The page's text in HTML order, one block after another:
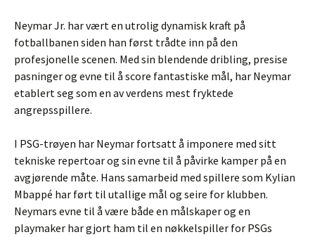
Neymar Jr. har vært en utrolig dynamisk kraft på
fotballbanen siden han først trådte inn på den
profesjonelle scenen. Med sin blendende dribling, presise
pasninger og evne til å score fantastiske mål, har Neymar
etablert seg som en av verdens mest fryktede
angrepsspillere.
I PSG-trøyen har Neymar fortsatt å imponere med sitt
tekniske repertoar og sin evne til å påvirke kamper på en
avgjørende måte. Hans samarbeid med spillere som Kylian
Mbappé har ført til utallige mål og seire for klubben.
Neymars evne til å være både en målskaper og en
playmaker har gjort ham til en nøkkelspiller for PSGs